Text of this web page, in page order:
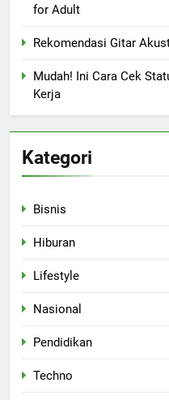
for Adult
Rekomendasi Gitar
Mudah! Ini Cara Cek
Kerja
Kategori
Bisnis
Hiburan
Lifestyle
Nasional
Pendidikan
Techno